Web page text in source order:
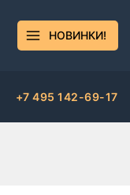
НОВИНКИ!
+7 495 142-69-17